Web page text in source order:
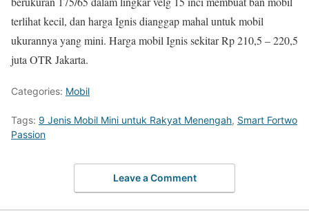
terlihat kecil, dan harga Ignis dianggap mahal untuk mobil
ukurannya yang mini. Harga mobil Ignis sekitar Rp 210,5 – 220,5
juta OTR Jakarta.
Categories: Mobil
Tags: 9 Jenis Mobil Mini untuk Rakyat Menengah, Smart Fortwo
Passion
Leave a Comment